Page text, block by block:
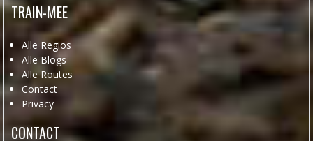
TRAIN-MEE
Alle Regios
Alle Blogs
Alle Routes
Contact
Privacy
CONTACT